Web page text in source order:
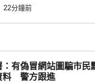
債券；持有有效香港身份
最多550億元。。 許正宇：銀債息率
...
22分鐘前
：有偽冒網站圖騙市民
料 警方跟進